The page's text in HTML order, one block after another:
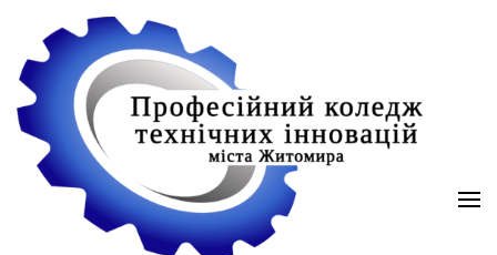
вмісту
(натисніть
Enter)